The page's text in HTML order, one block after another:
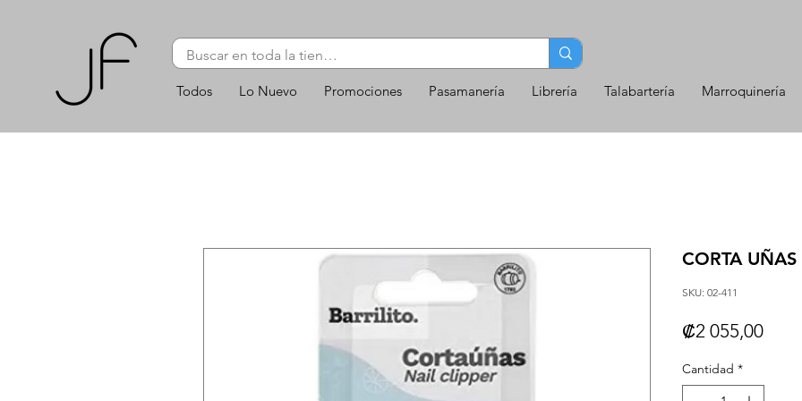
Todos Lo Nuevo Promociones Pasamanería Librería Talabartería Marroquinería
CORTA UÑAS
SKU: 02-411
₡2 055,00
Cantidad *